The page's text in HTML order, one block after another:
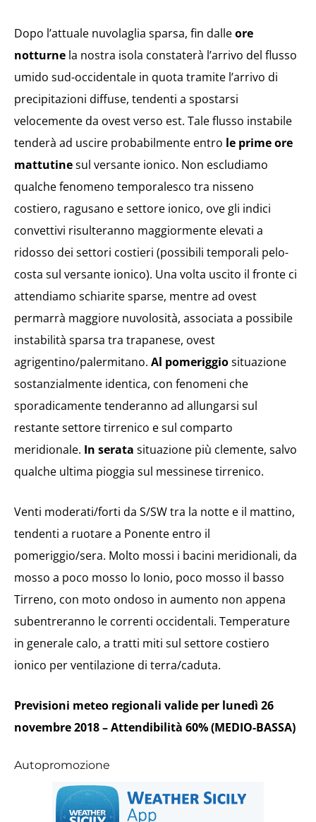
Dopo l’attuale nuvolaglia sparsa, fin dalleore
notturne la nostra isola constaterà l’arrivo del flusso
umido sud-occidentale in quota tramite l’arrivo di
precipitazioni diffuse, tendenti a spostarsi
velocemente da ovest verso est. Tale flusso instabile
tenderà ad uscire probabilmente entro le prime ore
mattutinesul versante ionico. Non escludiamo
qualche fenomeno temporalesco tra nisseno
costiero, ragusano e settore ionico, ove gli indici
convettivi risulteranno maggiormente elevati a
ridosso dei settori costieri (possibili temporali pelo-
costa sul versante ionico). Una volta uscito il fronte ci
attendiamo schiarite sparse, mentre ad ovest
permarrà maggiore nuvolosità, associata a possibile
instabilità sparsa tra trapanese, ovest
agrigentino/palermitano. Al pomeriggiosituazione
sostanzialmente identica, con fenomeni che
sporadicamente tenderanno ad allungarsi sul
restante settore tirrenico e sul comparto
meridionale. In serata situazione più clemente, salvo
qualche ultima pioggia sul messinese tirrenico.
Venti moderati/forti da S/SW tra la notte e il mattino,
tendenti a ruotare a Ponente entro il
pomeriggio/sera. Molto mossi i bacini meridionali, da
mosso a poco mosso lo Ionio, poco mosso il basso
Tirreno, con moto ondoso in aumento non appena
subentreranno le correnti occidentali. Temperature
in generale calo, a tratti miti sul settore costiero
ionico per ventilazione di terra/caduta.
Previsioni meteo regionali valide per lunedì 26
novembre 2018 – Attendibilità 60% (MEDIO-BASSA)
Autopromozione